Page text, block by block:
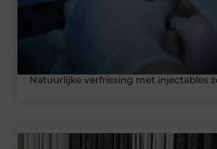
Natuurlijke verfrissing met injectables